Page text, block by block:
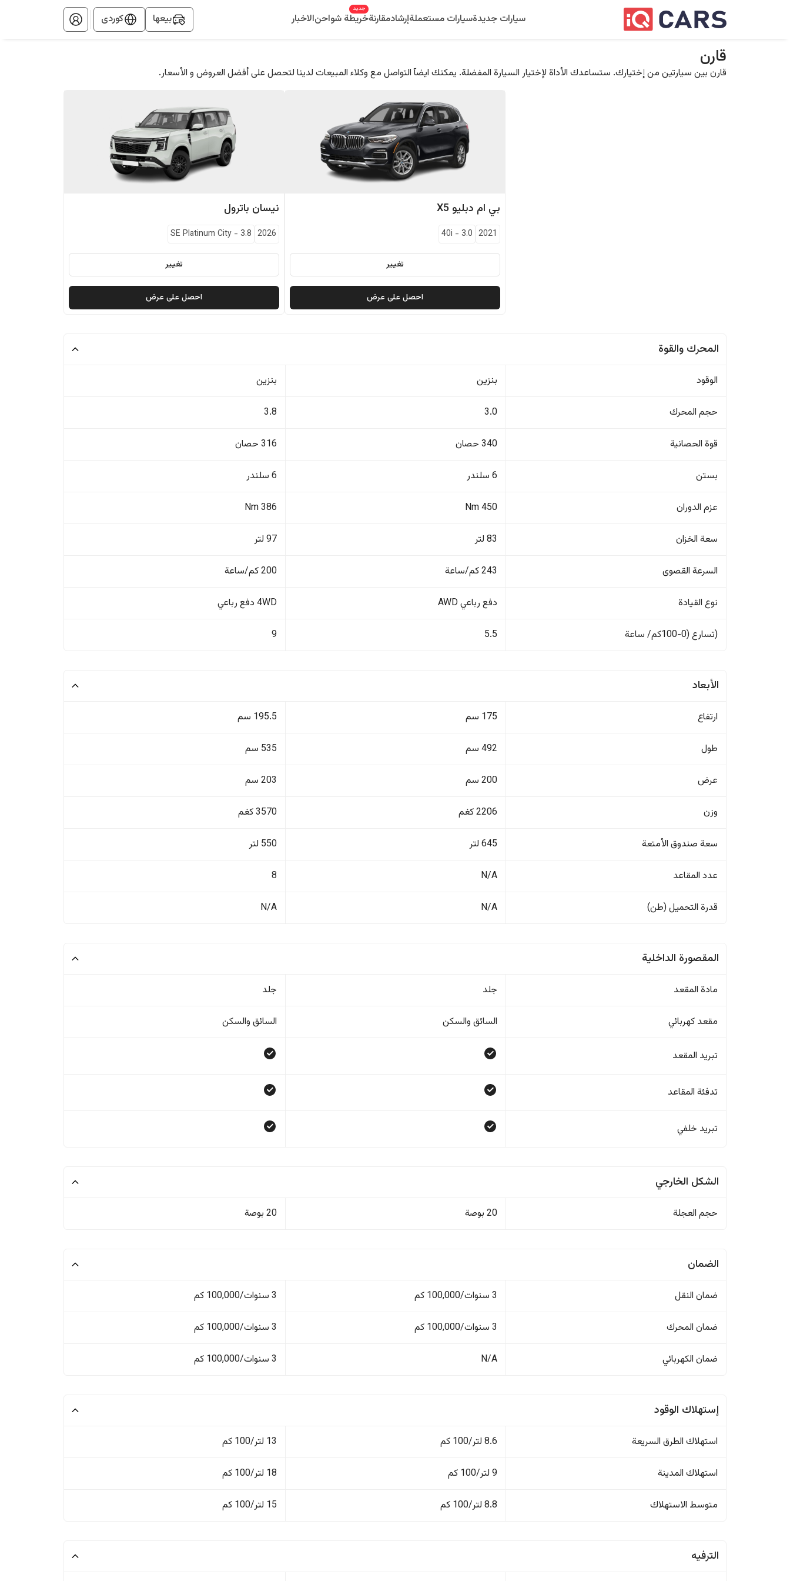
سيارات جديدةسيارات مستعملةإرشادمقارنةخريطة شواحن
جديد
الاخبار بيعها کوردی
قارن
قارن بين سيارتين من إختيارك. ستساعدك الأداة لإختيار السيارة المفضلة. يمكنك ايضآ التواصل مع وكلاء المبيعات لدينا لتحصل على أفضل العروض و الأسعار.
بي ام دبليو X5
2021
40i - 3.0
تغيير
احصل على عرض
نيسان باترول
2026
SE Platinum City- 3.8
تغيير
احصل على عرض
المحرك والقوة
الوقود بنزين بنزين
حجم المحرك 3.0
3.8
قوة الحصانية 340 حصان 316 حصان
بستن 6 سلندر 6 سلندر
عزم الدوران 450 Nm
386 Nm
سعة الخزان 83 لتر 97 لتر
السرعة القصوى 243 كم/ساعة 200 كم/ساعة
نوع القيادة دفع رباعي AWD 4WD دفع رباعي
(تسارع (0-100كم/ ساعة 5.5
9
الأبعاد
ارتفاع 175 سم 195.5 سم
طول 492 سم 535 سم
عرض 200 سم 203 سم
وزن 2206 كغم 3570 كغم
سعة صندوق الأمتعة 645 لتر 550 لتر
عدد المقاعد N/A
8
قدرة التحميل (طن) N/A
N/A
المقصورة الداخلية
مادة المقعد جلد جلد
مقعد كهربائي السائق والسکن السائق والسکن
تبريد المقعد
تدفئة المقاعد
تبريد خلفي
الشكل الخارجي
حجم العجلة 20 بوصة 20 بوصة
الضمان
ضمان النقل 3 سنوات/100,000 كم 3 سنوات/100,000 كم
ضمان المحرك 3 سنوات/100,000 كم 3 سنوات/100,000 كم
ضمان الكهربائي N/A 3 سنوات/100,000 كم
إستهلاك الوقود
استهلاك الطرق السريعة 8.6 لتر/100 كم 13 لتر/100 كم
استهلاك المدينة 9 لتر/100 كم 18 لتر/100 كم
متوسط الاستهلاك 8.8 لتر/100 كم 15 لتر/100 كم
الترفيه